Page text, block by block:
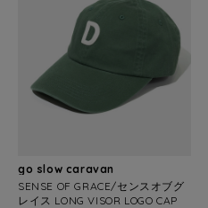
go slow caravan
SENSE OF GRACE/センスオブグ
レイス LONG VISOR LOGO CAP